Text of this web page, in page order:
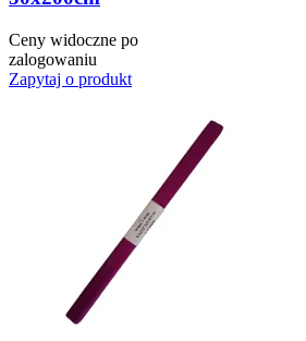
Ceny widoczne po
zalogowaniu
Zapytaj o produkt